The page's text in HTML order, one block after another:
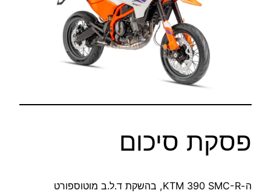
פסקת סיכום
ה-KTM 390 SMC-R, בהשקת ד.ל.ב מוטוספורט